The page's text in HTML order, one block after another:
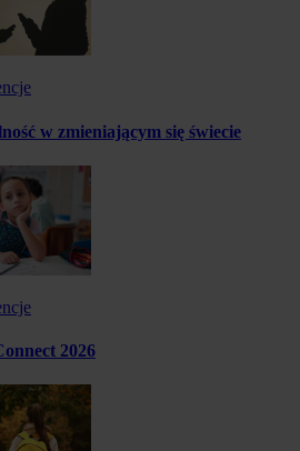
w zmieniającym się świecie
2026